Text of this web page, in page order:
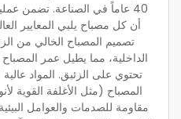
40 عاماً في الصناعة. تضمن
أن كل مصباح يلبي المعايير
تصميم المصباح الخالي من
الداخلية، مما يطيل عمر المصباح
تحتوي على الزئبق. المواد
المصباح (مثل الأغلفة القوية
مقاومة للصدمات والعوامل